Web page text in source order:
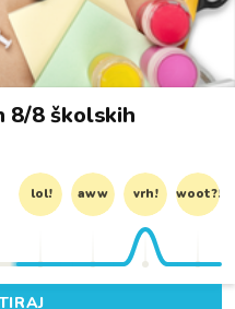
8/8 školskih
lol! aww vrh! woot?!